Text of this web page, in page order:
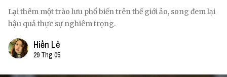
Lại thêm một trào lưu phổ biến trên thế giới ảo, song đem lại
hậu quả thực sự nghiêm trọng.
Hiền Lê
29 Thg 05